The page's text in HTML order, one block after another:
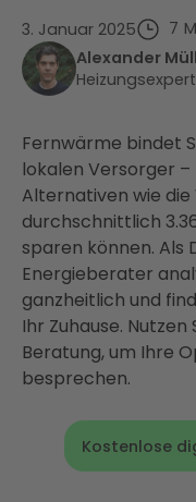
3. Januar 2025 7
Alexander
Fernwärme bindet
lokalen Versorger
Alternativen wie
durchschnittlich
sparen können. Als
Energieberater
ganzheitlich und
Ihr Zuhause.
Beratung, um Ihre
besprechen.
Kostenlose